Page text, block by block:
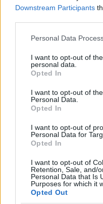
Downstream Participants
Please note that this
not limited to your visit or
grant or deny consent to
use your data for below
consent section.
Personal Data
I want to opt-out of
personal data.
Opted In
I want to opt-out of
Personal Data.
Opted In
I want to opt-out of
Personal Data for
Opted In
I want to opt-out of
Retention, Sale, and/
Personal Data that Is
Purposes for which it
Opted Out
Gergő: Az
fantáziavilág,
elbújhatunk